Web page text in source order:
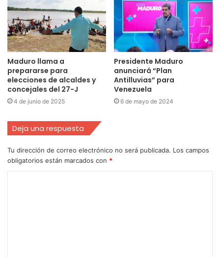
Maduro llama a
prepararse para
elecciones de alcaldes y
concejales del 27-J
4 de junio de 2025
Presidente Maduro
anunciará “Plan
Antilluvias” para
Venezuela
6 de mayo de 2024
Deja una respuesta
Tu dirección de correo electrónico no será publicada. Los campos
obligatorios están marcados con *